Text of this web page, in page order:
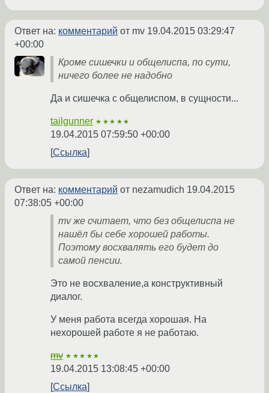
Ответ на: комментарий от mv 19.04.2015 03:29:47
+00:00
Кроме сишечки и общелиспа, по сути,
ничего более не надобно
Да и сишечка с общелиспом, в сущности...
tailgunner ★★★★★
19.04.2015 07:59:50 +00:00
Ссылка
Ответ на: комментарий от nezamudich 19.04.2015
07:38:05 +00:00
mv же считает, что без общелиспа не
нашёл бы себе хорошей работы.
Поэтому восхвалять его будет до
самой пенсии.
Это не восхваление,а конструктивный
диалог.
У меня работа всегда хорошая. На
нехорошей работе я не работаю.
mv ★★★★★
19.04.2015 13:08:45 +00:00
Ссылка